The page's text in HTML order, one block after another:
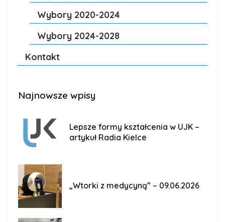
Wybory 2020-2024
Wybory 2024-2028
Kontakt
Najnowsze wpisy
Lepsze formy kształcenia w UJK –
artykuł Radia Kielce
„Wtorki z medycyną” – 09.06.2026